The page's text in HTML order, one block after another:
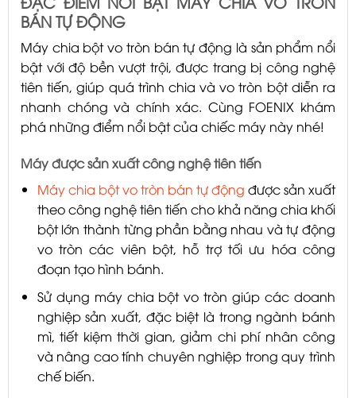
BÁN TỰ ĐỘNG
Máy chia bột vo tròn bán tự động là sản phẩm nổi
bật với độ bền vượt trội, được trang bị công nghệ
tiên tiến, giúp quá trình chia và vo tròn bột diễn ra
nhanh chóng và chính xác. Cùng FOENIX khám
phá những điểm nổi bật của chiếc máy này nhé!
Máy được sản xuất công nghệ tiên tiến
Máy chia bột vo tròn bán tự động được sản xuất
theo công nghệ tiên tiến cho khả năng chia khối
bột lớn thành từng phần bằng nhau và tự động
vo tròn các viên bột, hỗ trợ tối ưu hóa công
đoạn tạo hình bánh.
Sử dụng máy chia bột vo tròn giúp các doanh
nghiệp sản xuất, đặc biệt là trong ngành bánh
mì, tiết kiệm thời gian, giảm chi phí nhân công
và nâng cao tính chuyên nghiệp trong quy trình
chế biến.